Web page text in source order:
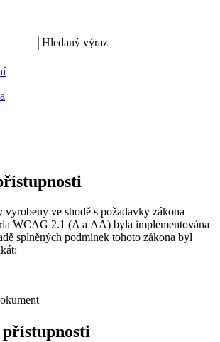
Hledaný výraz
ve shodě s požadavky zákona
WCAG 2.1 (A a AA) byla implementována
splněných podmínek tohoto zákona byl